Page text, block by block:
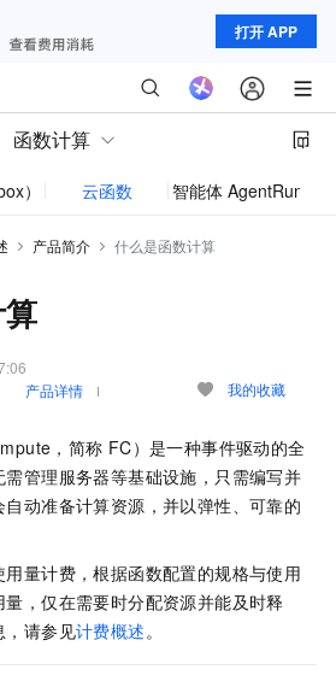
打开 APP
函数计算
） 云函数 智能体 AgentRun
产品简介 什么是函数计算
产品详情 我的收藏
，简称 FC）是一种事件驱动的全
管理服务器等基础设施，只需编写并
自动准备计算资源，并以弹性、可靠的
量计费，根据函数配置的规格与使用
，仅在需要时分配资源并能及时释
，请参见计费概述。